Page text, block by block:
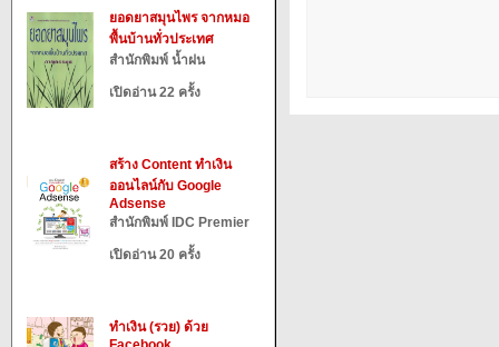
ยอดยาสมุนไพร จากหมอ
พื้นบ้านทั่วประเทศ
สำนักพิมพ์ น้ำฝน
เปิดอ่าน 22 ครั้ง
สร้าง Content ทำเงิน
ออนไลน์กับ Google
Adsense
สำนักพิมพ์ IDC Premier
เปิดอ่าน 20 ครั้ง
ทำเงิน (รวย) ด้วย